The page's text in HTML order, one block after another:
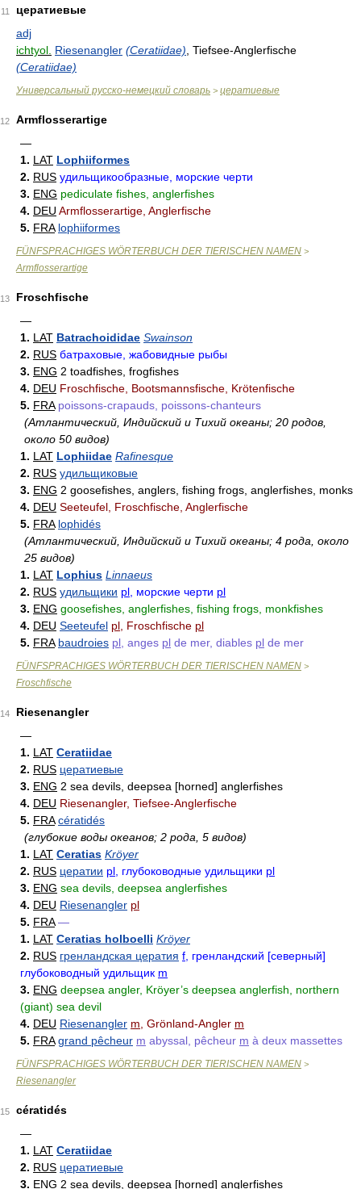
11
цератиевые
adj
ichtyol. Riesenangler (Ceratiidae) , Tiefsee-Anglerfische
(Ceratiidae)
Универсальный русско-немецкий словарь > цератиевые
12
Armflosserartige
—
1. LAT Lophiiformes
2. RUS удильщикообразные, морские черти
3. ENG pediculate fishes, anglerfishes
4. DEU Armflosserartige, Anglerfische
5. FRA lophiiformes
FÜNFSPRACHIGES WÖRTERBUCH DER TIERISCHEN NAMEN >
Armflosserartige
13
Froschfische
—
1. LAT Batrachoididae Swainson
2. RUS батраховые, жабовидные рыбы
3. ENG 2 toadfishes, frogfishes
4. DEU Froschfische, Bootsmannsfische, Krötenfische
5. FRA poissons-crapauds, poissons-chanteurs
(Атлантический, Индийский и Тихий океаны; 20 родов,
около 50 видов)
1. LAT Lophiidae Rafinesque
2. RUS удильщиковые
3. ENG 2 goosefishes, anglers, fishing frogs, anglerfishes, monks
4. DEU Seeteufel, Froschfische, Anglerfische
5. FRA lophidés
(Атлантический, Индийский и Тихий океаны; 4 рода, около
25 видов)
1. LAT Lophius Linnaeus
2. RUS удильщики pl , морские черти pl
3. ENG goosefishes, anglerfishes, fishing frogs, monkfishes
4. DEU Seeteufel pl , Froschfische pl
5. FRA baudroies pl , anges pl de mer, diables pl de mer
FÜNFSPRACHIGES WÖRTERBUCH DER TIERISCHEN NAMEN >
Froschfische
14
Riesenangler
—
1. LAT Ceratiidae
2. RUS цератиевые
3. ENG 2 sea devils, deepsea [horned] anglerfishes
4. DEU Riesenangler, Tiefsee-Anglerfische
5. FRA cératidés
(глубокие воды океанов; 2 рода, 5 видов)
1. LAT Ceratias Kröyer
2. RUS цератии pl , глубоководные удильщики pl
3. ENG sea devils, deepsea anglerfishes
4. DEU Riesenangler pl
5. FRA —
1. LAT Ceratias holboelli Kröyer
2. RUS гренландская цератия f , гренландский [северный]
глубоководный удильщик m
3. ENG deepsea angler, Kröyer’s deepsea anglerfish, northern
(giant) sea devil
4. DEU Riesenangler m , Grönland-Angler m
5. FRA grand pêcheur m abyssal, pêcheur m à deux massettes
FÜNFSPRACHIGES WÖRTERBUCH DER TIERISCHEN NAMEN >
Riesenangler
15
cératidés
—
1. LAT Ceratiidae
2. RUS цератиевые
3. ENG 2 sea devils, deepsea [horned] anglerfishes